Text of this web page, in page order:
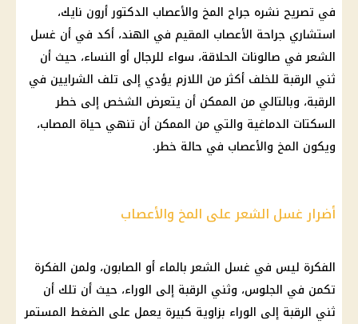
في تصريح نشره جراح المخ والأعصاب الدكتور أرون نايك،
استشاري جراحة الأعصاب المقيم في الهند، أكد في أن غسل
الشعر في صالونات الحلاقة، سواء للرجال أو النساء، حيث أن
ثني الرقبة للخلف أكثر من اللازم يؤدي إلى تلف الشرايين في
الرقبة، وبالتالي من الممكن أن يتعرض الشخص إلى خطر
السكتات الدماغية والتي من الممكن أن تنهي حياة المصاب،
ويكون المخ والأعصاب في حالة خطر.
أضرار غسل الشعر على المخ والأعصاب
الفكرة ليس في غسل الشعر بالماء أو الصابون، ولمن الفكرة
تكمن في الجلوس، وثني الرقبة إلى الوراء، حيث أن تلك أن
ثني الرقبة إلى الوراء بزاوية كبيرة يعمل على الضغط المستمر